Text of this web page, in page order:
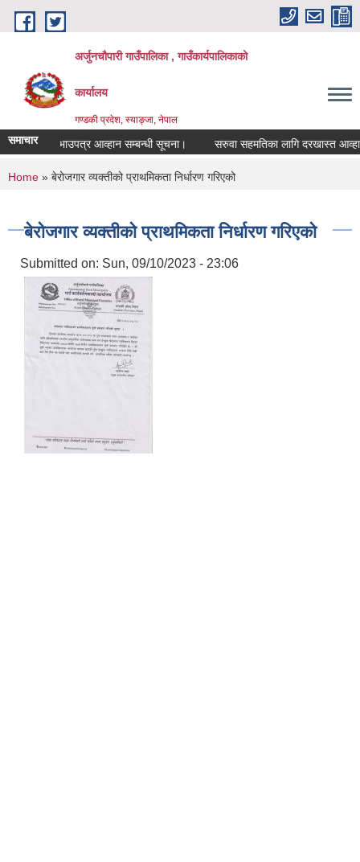
Skip to main content
अर्जुनचौपारी गाउँपालिका , गाउँकार्यपालिकाको
कार्यालय
गण्डकी प्रदेश, स्याङ्जा, नेपाल
समाचारदरभाउपत्र आव्हान सम्बन्धी सूचना। सरुवा सहमतिका लागि दरखास्त आव्हान
You are here
Home » बेरोजगार व्यक्तीको प्राथमिकता निर्धारण गरिएको
बेरोजगार व्यक्तीको प्राथमिकता निर्धारण गरिएको
Submitted on: Sun, 09/10/2023 - 23:06